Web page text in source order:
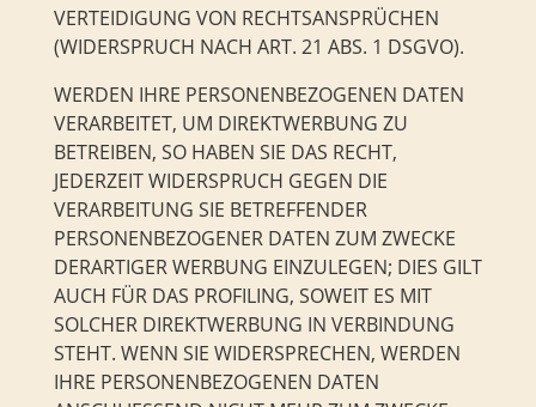
VERTEIDIGUNG VON RECHTSANSPRÜCHEN
(WIDERSPRUCH NACH ART. 21 ABS. 1 DSGVO).
WERDEN IHRE PERSONENBEZOGENEN DATEN
VERARBEITET, UM DIREKTWERBUNG ZU
BETREIBEN, SO HABEN SIE DAS RECHT,
JEDERZEIT WIDERSPRUCH GEGEN DIE
VERARBEITUNG SIE BETREFFENDER
PERSONENBEZOGENER DATEN ZUM ZWECKE
DERARTIGER WERBUNG EINZULEGEN; DIES GILT
AUCH FÜR DAS PROFILING, SOWEIT ES MIT
SOLCHER DIREKTWERBUNG IN VERBINDUNG
STEHT. WENN SIE WIDERSPRECHEN, WERDEN
IHRE PERSONENBEZOGENEN DATEN